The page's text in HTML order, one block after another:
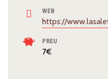
WEB
https://
PREU
7€